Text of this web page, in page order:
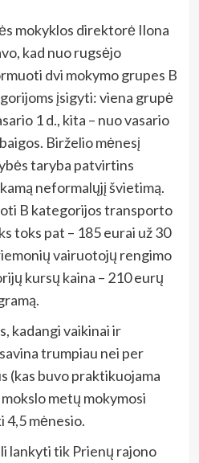
mokyklos direktorė Ilona
kad nuo rugsėjo
dvi mokymo grupes B
įsigyti: viena grupė
1 d., kita – nuo vasario
Birželio mėnesį
taryba patvirtins
neformalųjį švietimą.
B kategorijos transporto
toks pat – 185 eurai už 30
vairuotojų rengimo
kursų kaina – 210 eurų
kadangi vaikinai ir
trumpiau nei per
(kas buvo praktikuojama
metų mokymosi
4,5 mėnesio.
lankyti tik Prienų rajono